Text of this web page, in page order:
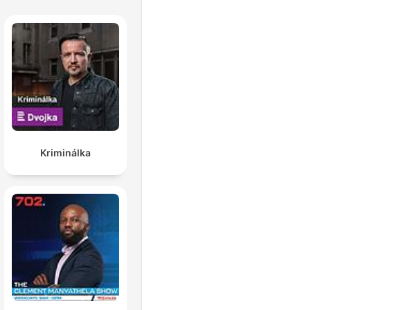
Kriminálka